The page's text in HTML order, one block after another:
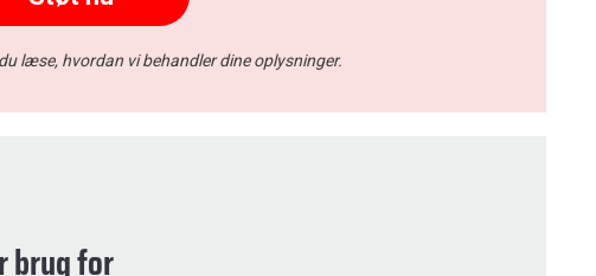
brug for